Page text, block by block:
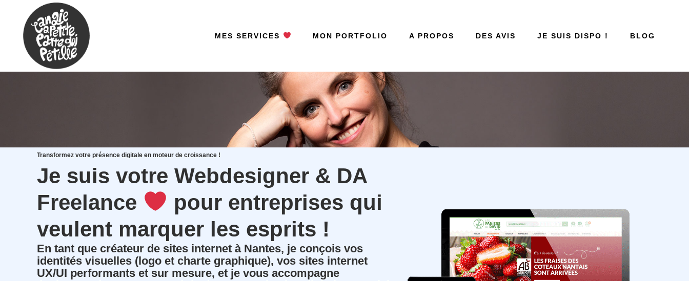
MES SERVICES MON PORTFOLIO A PROPOS DES AVIS JE SUIS DISPO ! BLOG
Transformez votre présence digitale en moteur de croissance !
Je suis votre Webdesigner & DA
Freelance
pour entreprises qui
veulent marquer les esprits !
En tant que créateur de sites internet à Nantes, je conçois vos
identités visuelles (logo et charte graphique), vos sites internet
UX/UI performants et sur mesure, et je vous accompagne